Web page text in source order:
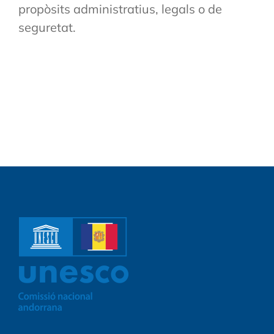
propòsits administratius, legals o de
seguretat.